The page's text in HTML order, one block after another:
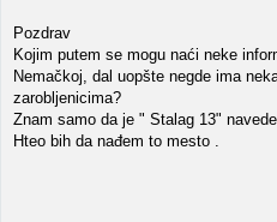
Pozdrav
Kojim putem se mogu naći neke
Nemačkoj, dal uopšte negde ima
zarobljenicima?
Znam samo da je " Stalag 13"
Hteo bih da nađem to mesto .